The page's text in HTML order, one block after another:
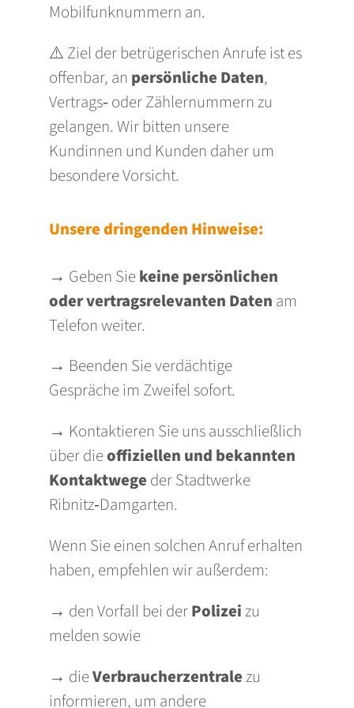
Mobilfunknummern an.
⚠️ Ziel der betrügerischen Anrufe ist es
offenbar, an persönliche Daten,
Vertrags‑ oder Zählernummern zu
gelangen. Wir bitten unsere
Kundinnen und Kunden daher um
besondere Vorsicht.
Unsere dringenden Hinweise:
→ Geben Siekeine persönlichen
oder vertragsrelevanten Daten am
Telefon weiter.
→ Beenden Sie verdächtige
Gespräche im Zweifel sofort.
→ Kontaktieren Sie uns ausschließlich
über dieoffiziellen und bekannten
Kontaktwege der Stadtwerke
Ribnitz‑Damgarten.
Wenn Sie einen solchen Anruf erhalten
haben, empfehlen wir außerdem:
→ den Vorfall bei derPolizeizu
melden sowie
→ dieVerbraucherzentralezu
informieren, um andere